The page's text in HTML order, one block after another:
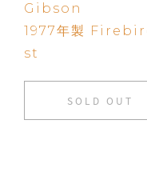
Gibson
1977年製
st
SOLD OUT